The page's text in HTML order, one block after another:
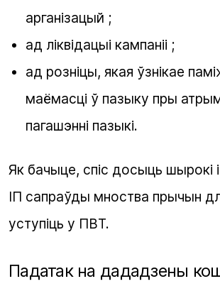
арганізацый ;
ад ліквідацыі кампаніі ;
ад розніцы, якая ўзнікае
маёмасці ў пазыку пры
пагашэнні пазыкі.
Як бачыце, спіс досыць шырокі
ІП сапраўды мноства прычын
уступіць у ПВТ.
Падатак на дададзены